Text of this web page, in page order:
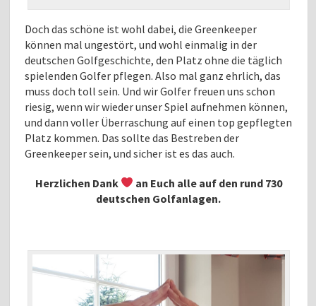
Doch das schöne ist wohl dabei, die Greenkeeper
können mal ungestört, und wohl einmalig in der
deutschen Golfgeschichte, den Platz ohne die täglich
spielenden Golfer pflegen. Also mal ganz ehrlich, das
muss doch toll sein. Und wir Golfer freuen uns schon
riesig, wenn wir wieder unser Spiel aufnehmen können,
und dann voller Überraschung auf einen top gepflegten
Platz kommen. Das sollte das Bestreben der
Greenkeeper sein, und sicher ist es das auch.
Herzlichen Dank
an Euch alle auf den rund 730
deutschen Golfanlagen.